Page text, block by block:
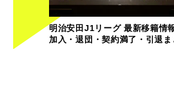
明治安田J1リーグ 最新移籍情報
加入・退団・契約満了・引退ま